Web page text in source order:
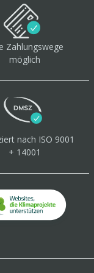
Zahlungswege
möglich
nach ISO 9001
+ 14001